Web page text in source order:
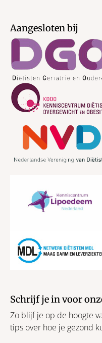
Aangesloten bij
Schrijf je in voor
Zo blijf je op de hoogte
tips over hoe je gezond